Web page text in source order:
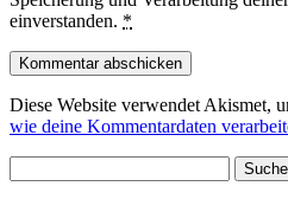
einverstanden. *
Diese Website verwendet Akismet,
wie deine Kommentardaten
nach: